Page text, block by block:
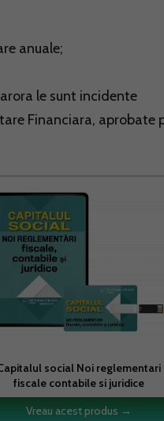
anuale;
le sunt incidente
Financiara, aprobate
social Noi reglementari
fiscale contabile si juridice
Vreau acest produs →